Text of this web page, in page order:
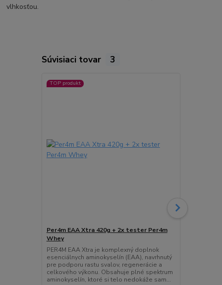
vlhkosťou.
Súvisiaci tovar 3
TOP produkt
Per4m EAA Xtra 420g + 2x tester Per4m
Whey
PER4M EAA Xtra je komplexný doplnok
esenciálnych aminokyselín (EAA), navrhnutý
pre podporu rastu svalov, regenerácie a
celkového výkonu. Obsahuje plné spektrum
aminokyselín, ktoré si telo nedokáže sam...